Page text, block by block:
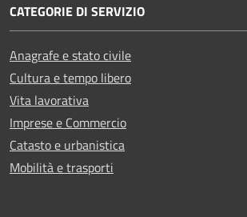
CATEGORIE DI SERVIZIO
Anagrafe e stato civile
Cultura e tempo libero
Vita lavorativa
Imprese e Commercio
Catasto e urbanistica
Mobilità e trasporti